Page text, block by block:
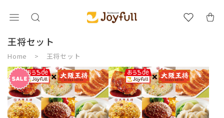
王将セット
Home 王将セット